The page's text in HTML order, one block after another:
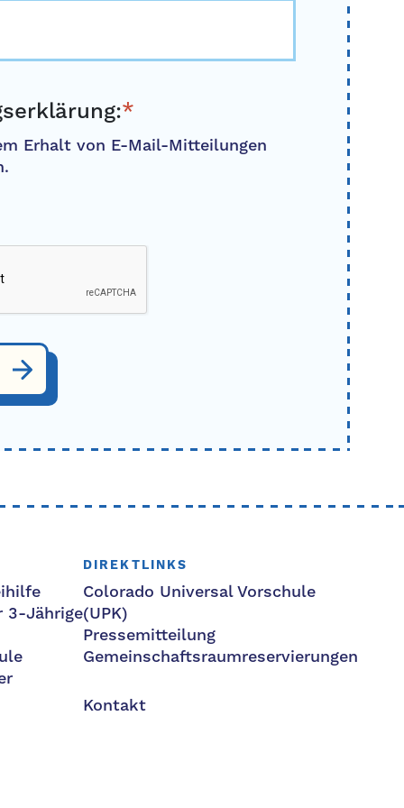
*
Erhalt von E-Mail-Mitteilungen
3-Jährige
DIREKTLINKS
Colorado Universal Vorschule
(UPK)
Pressemitteilung
Gemeinschaftsraumreservierungen
Kontakt